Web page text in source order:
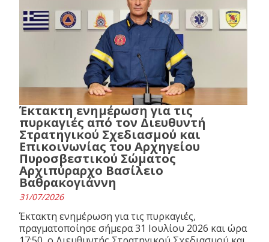
Έκτακτη ενημέρωση για τις
πυρκαγιές από τον Διευθυντή
Στρατηγικού Σχεδιασμού και
Επικοινωνίας του Αρχηγείου
Πυροσβεστικού Σώματος
Αρχιπύραρχο Βασίλειο
Βαθρακογιάννη
31/07/2026
Έκτακτη ενημέρωση για τις πυρκαγιές,
πραγματοποίησε σήμερα 31 Ιουλίου 2026 και ώρα